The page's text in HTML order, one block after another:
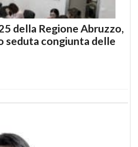
della Regione Abruzzo,
seduta congiunta delle